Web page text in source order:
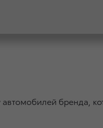
бренда,